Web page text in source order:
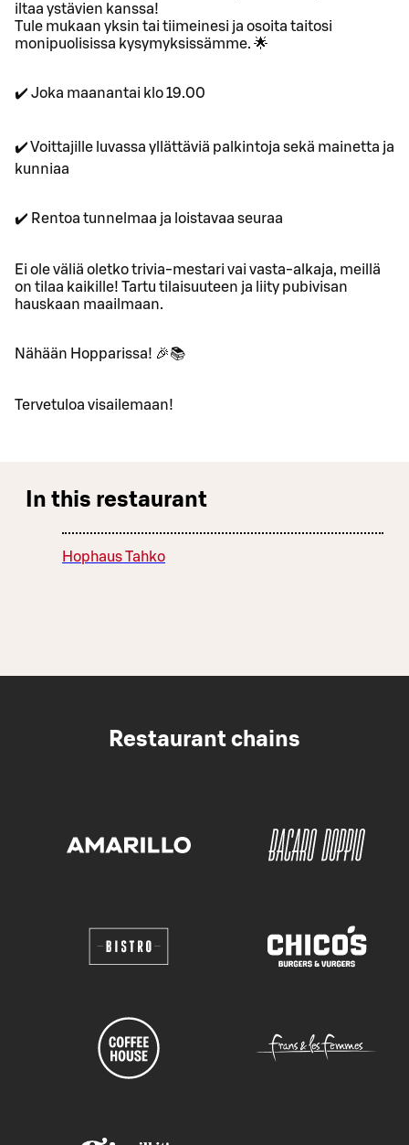
iltaa ystävien kanssa!
Tule mukaan yksin tai tiimeinesi ja osoita taitosi
monipuolisissa kysymyksissämme. 🌟
✔️ Joka maanantai klo 19.00
✔️ Voittajille luvassa yllättäviä palkintoja sekä mainetta ja
kunniaa
✔️ Rentoa tunnelmaa ja loistavaa seuraa
Ei ole väliä oletko trivia-mestari vai vasta-alkaja, meillä
on tilaa kaikille! Tartu tilaisuuteen ja liity pubivisan
hauskaan maailmaan.
Nähään Hopparissa! 🎉📚
Tervetuloa visailemaan!
In this restaurant
Hophaus Tahko
Restaurant chains